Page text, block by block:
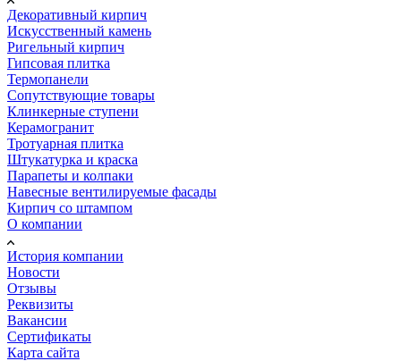
Декоративный кирпич
Искусственный камень
Ригельный кирпич
Гипсовая плитка
Термопанели
Сопутствующие товары
Клинкерные ступени
Керамогранит
Тротуарная плитка
Штукатурка и краска
Парапеты и колпаки
Навесные вентилируемые фасады
Кирпич со штампом
О компании
История компании
Новости
Отзывы
Реквизиты
Вакансии
Сертификаты
Карта сайта